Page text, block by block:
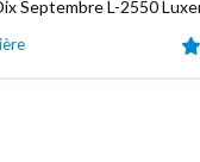
Septembre L-2550